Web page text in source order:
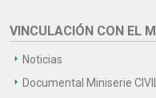
VINCULACIÓN CON EL
Noticias
Documental Miniserie